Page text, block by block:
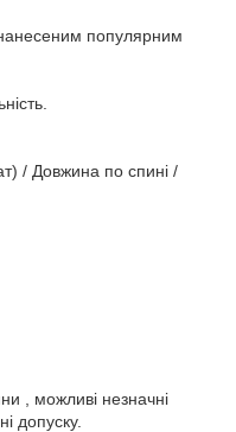
популярним
/ Довжина по спині /
, можливі незначні
допуску.